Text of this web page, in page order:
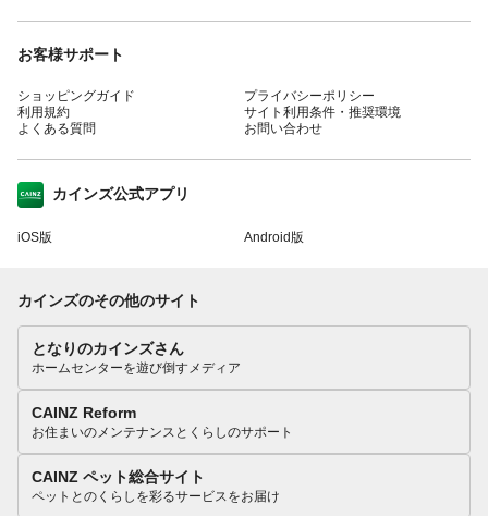
お客様サポート
ショッピングガイド
利用規約
よくある質問
プライバシーポリシー
サイト利用条件・推奨環境
お問い合わせ
カインズ公式アプリ
iOS版 Android版
カインズのその他のサイト
となりのカインズさん
ホームセンターを遊び倒すメディア
CAINZ Reform
お住まいのメンテナンスとくらしのサポート
CAINZ ペット総合サイト
ペットとのくらしを彩るサービスをお届け